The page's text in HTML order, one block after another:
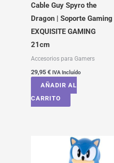
Cable Guy Spyro the
Dragon | Soporte Gaming
EXQUISITE GAMING
21cm
Accesorios para Gamers
29,95 € IVA Incluído
AÑADIR AL
CARRITO